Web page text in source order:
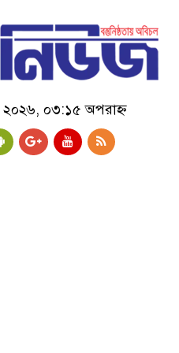
২০২৬, ০৩:১৫ অপরাহ্ন